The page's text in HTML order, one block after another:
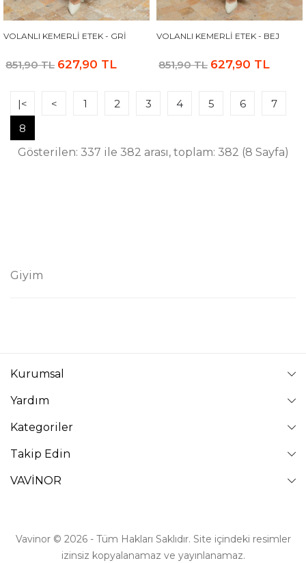
VOLANLI KEMERLI ETEK - GRI
851,90 TL 627,90 TL
VOLANLI KEMERLI ETEK - BEJ
851,90 TL 627,90 TL
|< < 1 2 3 4 5 6
7
8
Gösterilen: 337 ile 382 arası, toplam: 382 (8 Sayfa)
Giyim
Kurumsal
Yardım
Kategoriler
Takip Edin
VAVİNOR
Vavinor © 2026 - Tüm Hakları Saklıdır. Site içindeki resimler
izinsiz kopyalanamaz ve yayınlanamaz.